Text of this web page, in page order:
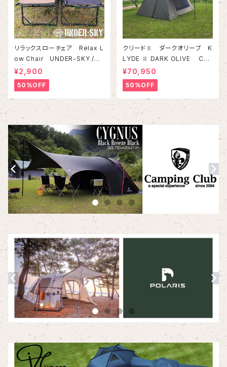
リラックスローチェア Relax L
ow Chair UNDER-SKY /ア
ンダースカイ
¥2,900
50%OFF
クリードⅡ ダークオリーブ K
LYDE Ⅱ DARK OLIVE CA
MPING CLUB/キャンピングク
ラブ
¥70,950
50%OFF